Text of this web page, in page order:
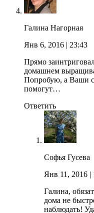
Галина Нагорная
Янв 6, 2016 | 23:43
Прямо
домашнем
Попробую, а Ваши
помогут…
Ответить
Софья Гусева
Янв 11, 2016 |
Галина,
дома не
наблюдать!